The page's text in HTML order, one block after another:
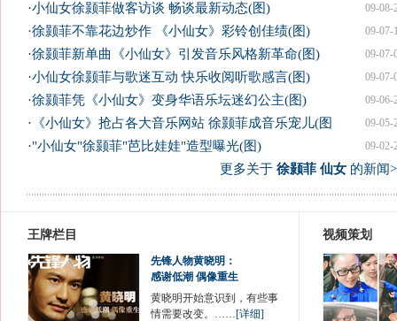
09-08-
·小仙女徐颢菲做客访谈 畅谈最新动态(图)
09-07-
·徐颢菲不靠花边炒作 《小仙女》彩铃创佳绩(图)
09-07-
·徐颢菲新单曲《小仙女》引发音乐风格新革命(图)
09-07-
·小仙女徐颢菲与歌迷互动 快乐收阅听歌感言(图)
09-06-
·徐颢菲凭《小仙女》变身华语乐坛迷幻公主(图)
09-05-
· 《小仙女》抢占各大音乐网站 徐颢菲成音乐宠儿(图
09-02-
·"小仙女"徐颢菲"芭比娃娃"造型曝光(图)
更多关于 徐颢菲 仙女的新闻
王牌栏目
先锋人物黄晓明：
感谢低潮 偶像重生
黄晓明开始意识到，有些事
情需要改变。……[详细]
视频策划